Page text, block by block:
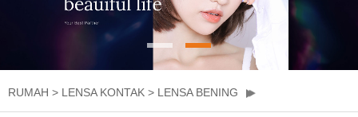
RUMAH > LENSA KONTAK > LENSA BENING